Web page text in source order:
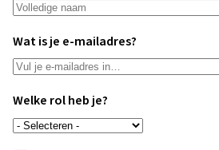
Wat is je e-mailadres?
Welke rol heb je?